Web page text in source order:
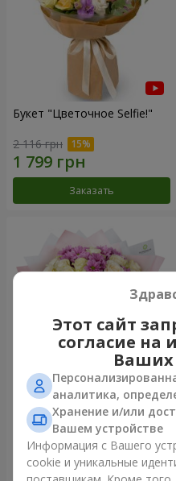
Букет "Цветочное Selfie!"
2 116 грн
Заказать
Букет "Дежавю"
2 658 грн
Заказать
Этот сайт
согласие на
аналитика,
Хранение и/или
Вашем устройстве
Информация с Вашего
cookie и уникальные